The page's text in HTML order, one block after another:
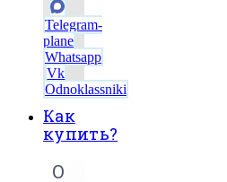
Telegram-
plane
Whatsapp
Vk
Odnoklassniki
Как
купить?
О